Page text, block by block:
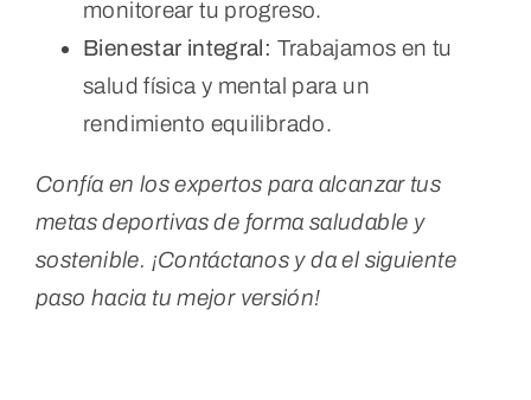
monitorear tu progreso.
Bienestar integral: Trabajamos en tu
salud física y mental para un
rendimiento equilibrado.
Confía en los expertos para alcanzar tus
metas deportivas de forma saludable y
sostenible. ¡Contáctanos y da el siguiente
paso hacia tu mejor versión!